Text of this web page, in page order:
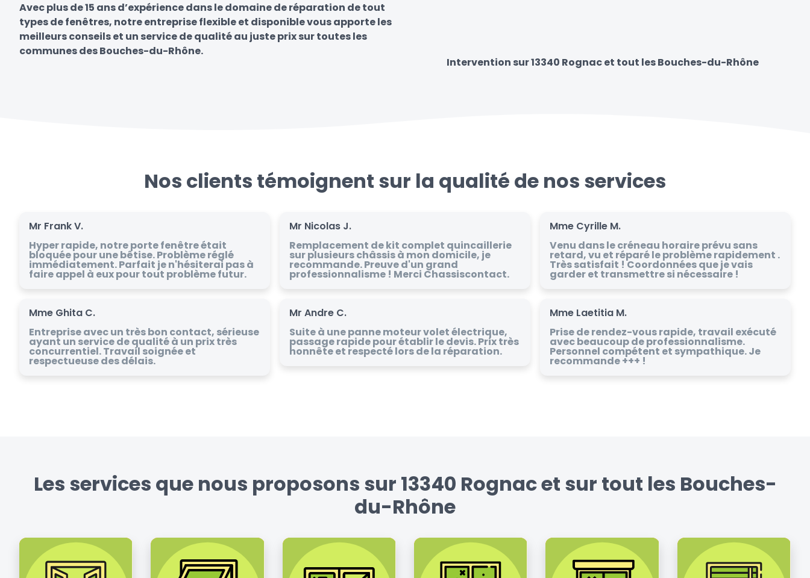
Avec plus de 15 ans d’expérience dans le domaine de réparation de tout
types de fenêtres, notre entreprise flexible et disponible vous apporte les
meilleurs conseils et un service de qualité au juste prix sur toutes les
communes des Bouches-du-Rhône.
Intervention sur 13340 Rognac et tout les Bouches-du-Rhône
Nos clients témoignent sur la qualité de nos services
Mr Frank V.
Hyper rapide, notre porte fenêtre était
bloquée pour une bêtise. Problème réglé
immédiatement. Parfait je n'hésiterai pas à
faire appel à eux pour tout problème futur.
Mr Nicolas J.
Remplacement de kit complet quincaillerie
sur plusieurs châssis à mon domicile, je
recommande. Preuve d'un grand
professionnalisme ! Merci Chassiscontact.
Mme Cyrille M.
Venu dans le créneau horaire prévu sans
retard, vu et réparé le problème rapidement .
Très satisfait ! Coordonnées que je vais
garder et transmettre si nécessaire !
Mme Ghita C.
Entreprise avec un très bon contact, sérieuse
ayant un service de qualité à un prix très
concurrentiel. Travail soignée et
respectueuse des délais.
Mr Andre C.
Suite à une panne moteur volet électrique,
passage rapide pour établir le devis. Prix très
honnête et respecté lors de la réparation.
Mme Laetitia M.
Prise de rendez-vous rapide, travail exécuté
avec beaucoup de professionnalisme.
Personnel compétent et sympathique. Je
recommande +++ !
Les services que nous proposons sur 13340 Rognac et sur tout les Bouches-
du-Rhône